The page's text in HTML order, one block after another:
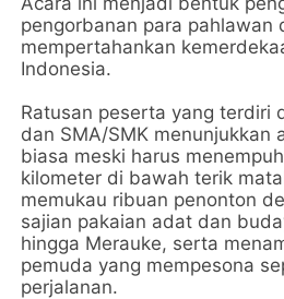
pengorbanan para pahlawan
mempertahankan
Indonesia.
Ratusan peserta yang terdiri
dan SMA/SMK menunjukkan
biasa meski harus
kilometer di bawah terik
memukau ribuan penonton
sajian pakaian adat dan
hingga Merauke, serta
pemuda yang mempesona
perjalanan.